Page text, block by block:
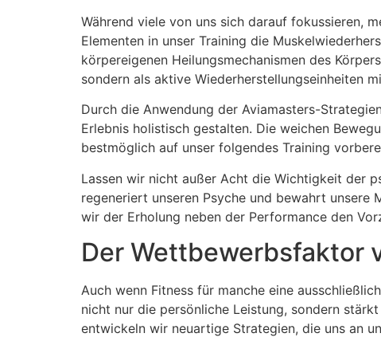
Während viele von uns sich darauf fokussieren,
Elementen in unser Training die
körpereigenen Heilungsmechanismen des
sondern als aktive Wiederherstellungseinheiten
Durch die Anwendung der Aviamasters-
Erlebnis holistisch gestalten. Die weichen
bestmöglich auf unser folgendes Training
Lassen wir nicht außer Acht die Wichtigkeit der
regeneriert unseren Psyche und bewahrt unsere
wir der Erholung neben der Performance den
Der Wettbewerbsfaktor
Auch wenn Fitness für manche eine
nicht nur die persönliche Leistung, sondern
entwickeln wir neuartige Strategien, die uns an